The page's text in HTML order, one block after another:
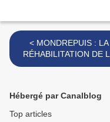
< MONDREPUIS : LA
RÉHABILITATION DE LA
FILATURE,
Hébergé par Canalblog
Top articles